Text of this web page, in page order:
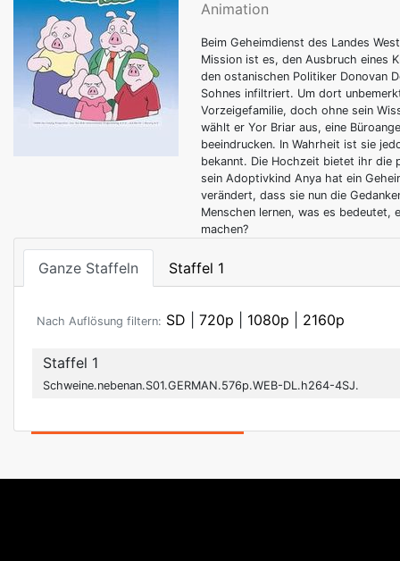
Animation
Beim Geheimdienst des Landes
Mission ist es, den Ausbruch eines
den ostanischen Politiker Donovan
Sohnes infiltriert. Um dort
Vorzeigefamilie, doch ohne sein
wählt er Yor Briar aus, eine
beeindrucken. In Wahrheit ist sie
bekannt. Die Hochzeit bietet ihr die
sein Adoptivkind Anya hat ein
verändert, dass sie nun die
Menschen lernen, was es bedeutet,
machen?
Ganze Staffeln Staffel 1
Nach Auflösung filtern: SD 720p 1080p 2160p
Staffel 1
Schweine.nebenan.S01.GERMAN.576p.WEB-DL.h264-4SJ.